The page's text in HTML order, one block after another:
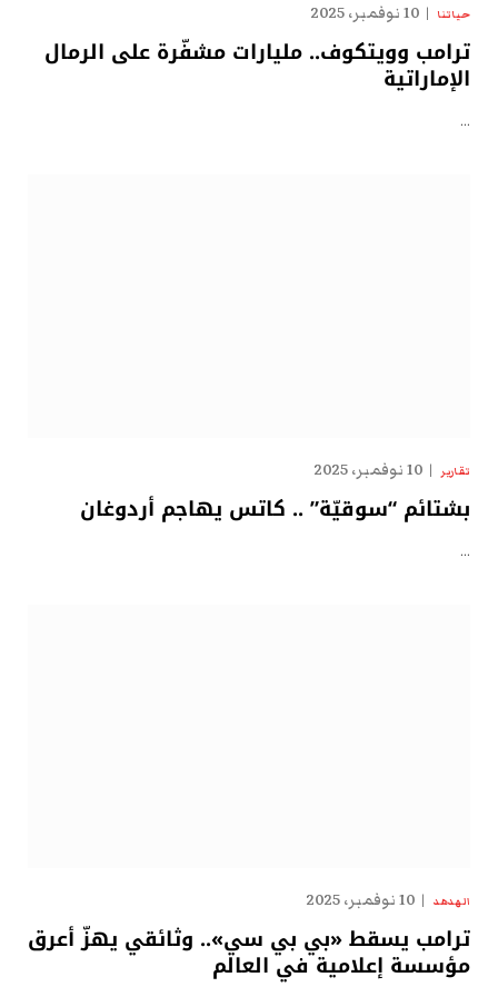
حياتنا 10 نوفمبر، 2025
ترامب وويتكوف.. مليارات مشفّرة على الرمال
الإماراتية
…
تقارير 10 نوفمبر، 2025
بشتائم “سوقيّة” .. كاتس يهاجم أردوغان
…
الهدهد 10 نوفمبر، 2025
ترامب يسقط «بي بي سي».. وثائقي يهزّ أعرق
مؤسسة إعلامية في العالم